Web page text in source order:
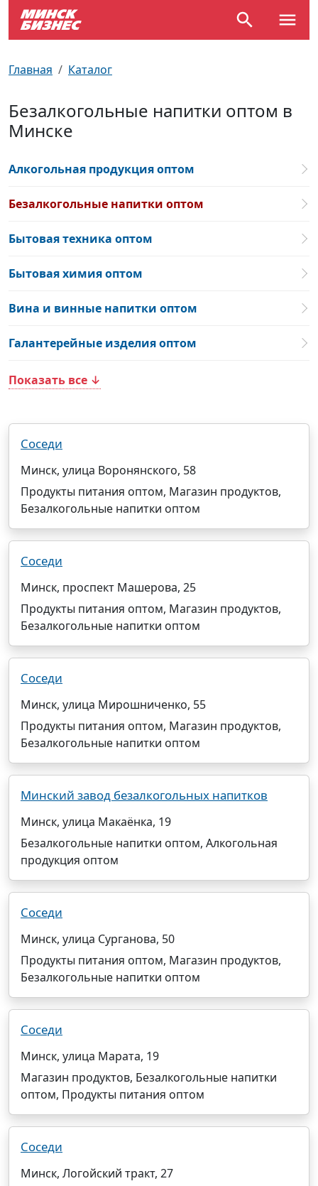
Главная Каталог
Безалкогольные напитки оптом в
Минске
Алкогольная продукция оптом
Безалкогольные напитки оптом
Бытовая техника оптом
Бытовая химия оптом
Вина и винные напитки оптом
Галантерейные изделия оптом
Показать все ↓
Соседи
Минск, улица Воронянского, 58
Продукты питания оптом, Магазин продуктов,
Безалкогольные напитки оптом
Соседи
Минск, проспект Машерова, 25
Продукты питания оптом, Магазин продуктов,
Безалкогольные напитки оптом
Соседи
Минск, улица Мирошниченко, 55
Продукты питания оптом, Магазин продуктов,
Безалкогольные напитки оптом
Минский завод безалкогольных напитков
Минск, улица Макаёнка, 19
Безалкогольные напитки оптом, Алкогольная
продукция оптом
Соседи
Минск, улица Сурганова, 50
Продукты питания оптом, Магазин продуктов,
Безалкогольные напитки оптом
Соседи
Минск, улица Марата, 19
Магазин продуктов, Безалкогольные напитки
оптом, Продукты питания оптом
Соседи
Минск, Логойский тракт, 27
Возле метро
Почтовые индексы
Улицы Минска
Производственный календарь
Документы для ЗАГСа
Схема метро
Пробки на дорогах
Самолеты